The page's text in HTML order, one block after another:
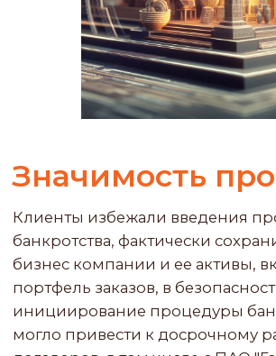
ЗАПИСАТЬСЯ
Хотите получить бесплатную
консультацию?
Оставьте заявку ниже